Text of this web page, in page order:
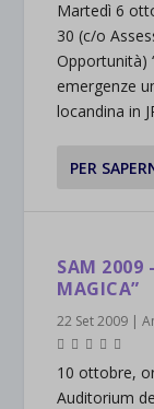
Martedì 6
30 (c/o
Opportunità)
emergenze
locandina in
PER
SAM 2009
MAGICA”
22 Set 2009 |
10 ottobre,
Auditorium